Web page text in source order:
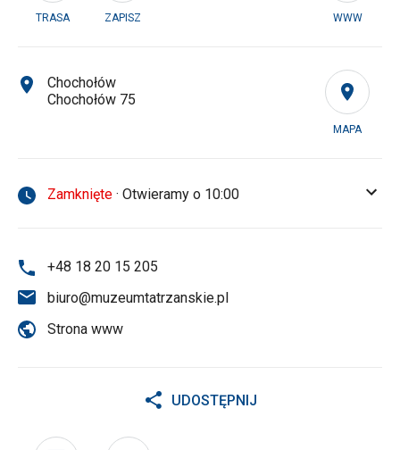
TRASA ZAPISZ WWW
MAPA
Chochołów
Chochołów 75
Zamknięte · Otwieramy o 10:00
+48 18 20 15 205
biuro@muzeumtatrzanskie.pl
Strona www
UDOSTĘPNIJ